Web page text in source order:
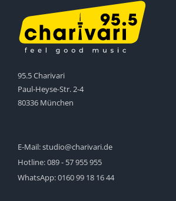
95.5 Charivari
Paul-Heyse-Str. 2-4
80336 München
E-Mail:studio@charivari.de
Hotline:089 - 57 955 955
WhatsApp:0160 99 18 16 44